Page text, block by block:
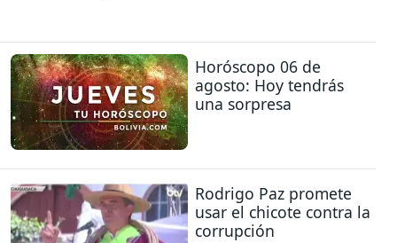
Horóscopo 06 de
agosto: Hoy tendrás
una sorpresa
Rodrigo Paz promete
usar el chicote contra la
corrupción